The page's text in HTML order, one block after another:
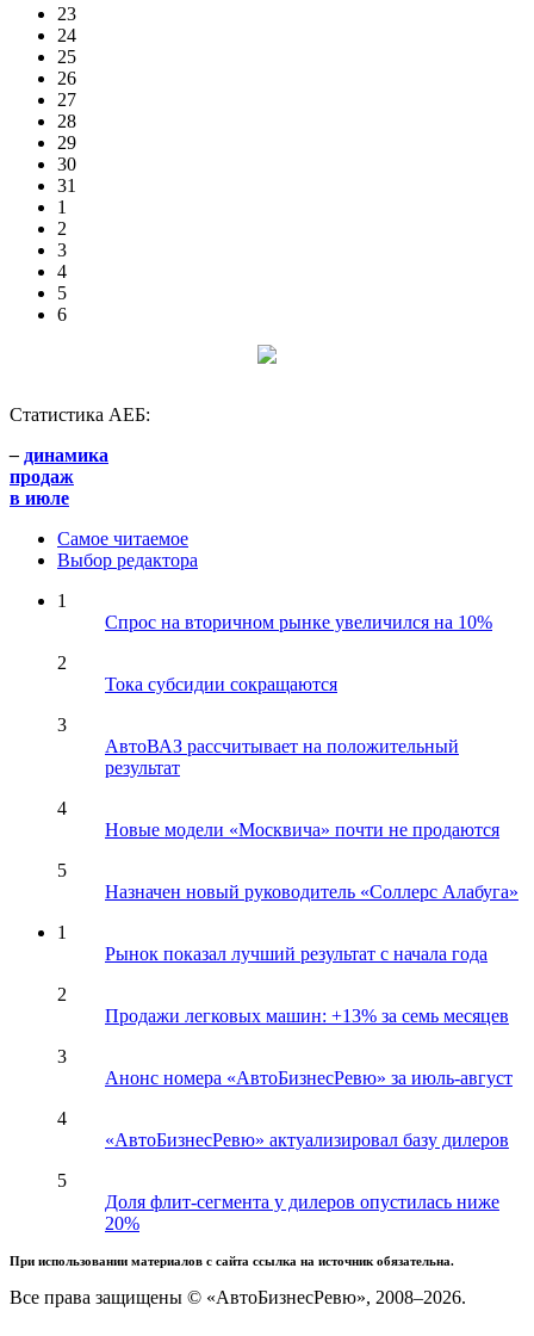
23
24
25
26
27
28
29
30
31
1
2
3
4
5
6
Статистика АЕБ:
– динамика
продаж
в июле
Самое читаемое
Выбор редактора
1
Спрос на вторичном рынке увеличился на 10%
2
Тока субсидии сокращаются
3
АвтоВАЗ рассчитывает на положительный
результат
4
Новые модели «Москвича» почти не продаются
5
Назначен новый руководитель «Соллерс Алабуга»
1
Рынок показал лучший результат с начала года
2
Продажи легковых машин: +13% за семь месяцев
3
Анонс номера «АвтоБизнесРевю» за июль-август
4
«АвтоБизнесРевю» актуализировал базу дилеров
5
Доля флит-сегмента у дилеров опустилась ниже
20%
При использовании материалов с сайта ссылка на источник обязательна.
Все права защищены © «АвтоБизнесРевю», 2008–2026.